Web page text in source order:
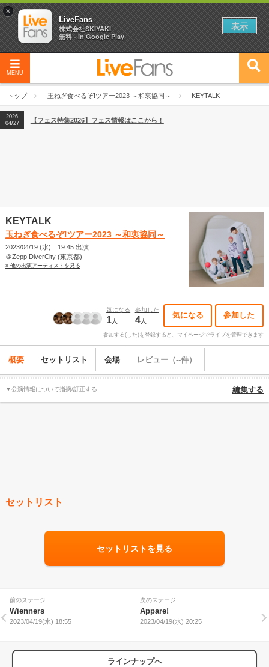
MENU
トップ 玉ねぎ食べるぞ!ツアー2023 ～和衷協同～ KEYTALK
2026
04/27
2026
【ライブ動員ランキング】2026年上半期編発表！
2026
04/27
【フェス特集2026】フェス情報はここから！
KEYTALK
玉ねぎ食べるぞ!ツアー2023 ～和衷協同～
2023/04/19 (水) 19:45 出演
＠Zepp DiverCity (東京都)
» 他の出演アーティストを見る
気になる
1人
参加した
4人
気になる 参加した
参加する(した)を登録すると、マイページでライブを管理できます
概要 セットリスト 会場 レビュー（--件）
▼公演情報について指摘/訂正する 編集する
セットリスト
セットリストを見る
前のステージ
Wienners
2023/04/19(水) 18:55
次のステージ
Appare!
2023/04/19(水) 20:25
ラインナップへ
×
LiveFans
株式会社SKIYAKI
無料 - In Google Play
表示